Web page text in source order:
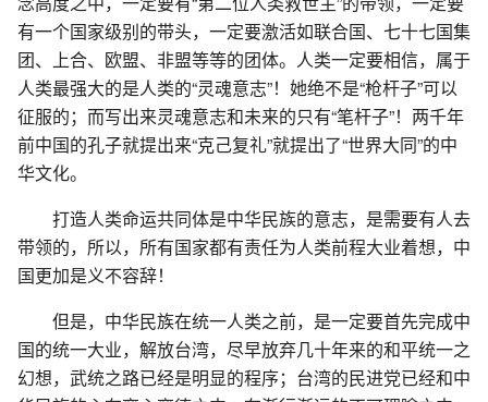
有一个国家级别的带头，一定要激活如联合国、七十七国集
团、上合、欧盟、非盟等等的团体。人类一定要相信，属于
人类最强大的是人类的“灵魂意志”！她绝不是“枪杆子”可以
征服的；而写出来灵魂意志和未来的只有“笔杆子”！两千年
前中国的孔子就提出来“克己复礼”就提出了“世界大同”的中
华文化。
打造人类命运共同体是中华民族的意志，是需要有人去
带领的，所以，所有国家都有责任为人类前程大业着想，中
国更加是义不容辞！
但是，中华民族在统一人类之前，是一定要首先完成中
国的统一大业，解放台湾，尽早放弃几十年来的和平统一之
幻想，武统之路已经是明显的程序；台湾的民进党已经和中